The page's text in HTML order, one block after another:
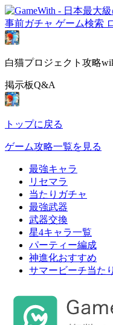
事前ガチャ ゲーム検索
白猫プロジェクト攻略
掲示板Q&A
トップに戻る
ゲーム攻略一覧を見る
最強キャラ
リセマラ
当たりガチャ
最強武器
武器交換
星4キャラ一覧
パーティー編成
神進化おすすめ
サマービーチ当たり